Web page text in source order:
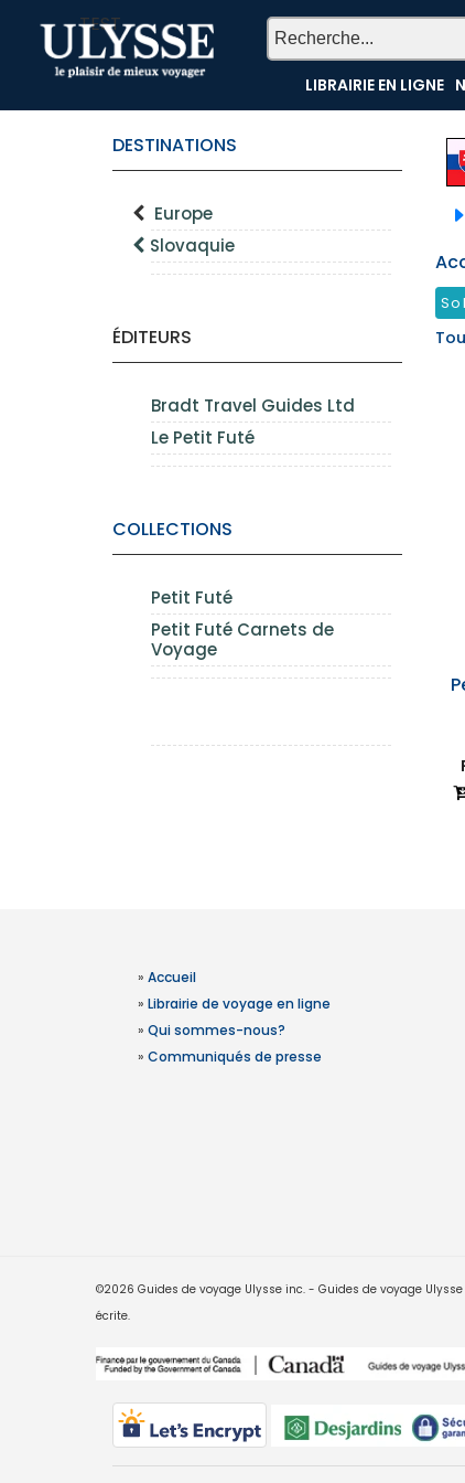
TEST
LIBRAIRIE EN LIGNE
DESTINATIONS
Europe
Slovaquie
ÉDITEURS
Bradt Travel Guides Ltd
Le Petit Futé
COLLECTIONS
Petit Futé
Petit Futé Carnets de
Voyage
» Accueil
» Librairie de voyage en ligne
» Qui sommes-nous?
» Communiqués de presse
©2026 Guides de voyage Ulysse inc. - Guides de voyage
écrite.